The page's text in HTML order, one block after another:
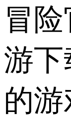
冒
游
的游